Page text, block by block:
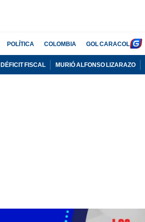
POLÍTICA COLOMBIA GOL CARACOL
DÉFICIT FISCAL MURIÓ ALFONSO LIZARAZO